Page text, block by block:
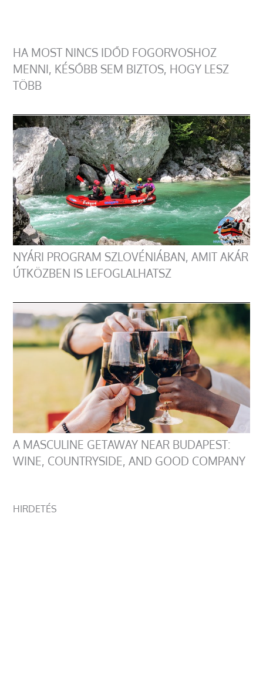
HA MOST NINCS IDŐD FOGORVOSHOZ
MENNI, KÉSŐBB SEM BIZTOS, HOGY LESZ
TÖBB
NYÁRI PROGRAM SZLOVÉNIÁBAN, AMIT AKÁR
ÚTKÖZBEN IS LEFOGLALHATSZ
A MASCULINE GETAWAY NEAR BUDAPEST:
WINE, COUNTRYSIDE, AND GOOD COMPANY
HIRDETÉS